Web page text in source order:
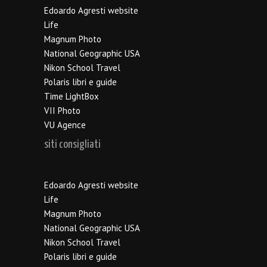
Edoardo Agresti website
Life
Magnum Photo
National Geographic USA
Nikon School Travel
Polaris libri e guide
Time LightBox
VII Photo
VU Agence
siti consigliati
Edoardo Agresti website
Life
Magnum Photo
National Geographic USA
Nikon School Travel
Polaris libri e guide